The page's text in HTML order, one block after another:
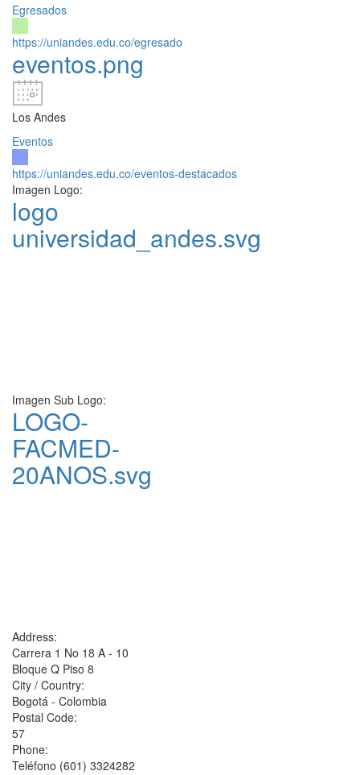
Egresados
https://uniandes.edu.co/egresado
eventos.png
Los Andes
Eventos
https://uniandes.edu.co/eventos-destacados
Imagen Logo:
logo
universidad_andes.svg
Imagen Sub Logo:
LOGO-
FACMED-
20ANOS.svg
Address:
Carrera 1 No 18 A - 10
Bloque Q Piso 8
City / Country:
Bogotá - Colombia
Postal Code:
57
Phone:
Teléfono (601) 3324282